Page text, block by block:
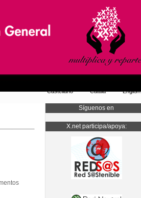
Castellano Català English
Síguenos en
X.net participa/apoya: